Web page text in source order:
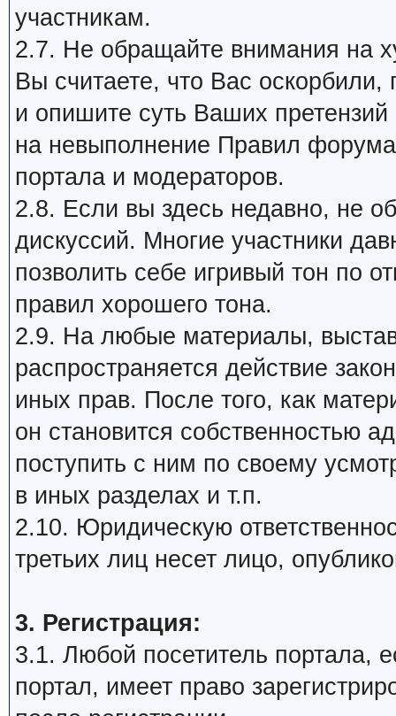
участникам.
2.7. Не обращайте внимания на
Вы считаете, что Вас
и опишите суть Ваших
на невыполнение Правил форума
портала и модераторов.
2.8. Если вы здесь недавно, не
дискуссий. Многие участники
позволить себе игривый тон по
правил хорошего тона.
2.9. На любые материалы,
распространяется действие
иных прав. После того, как
он становится собственностью
поступить с ним по своему
в иных разделах и т.п.
2.10. Юридическую
третьих лиц несет лицо,
3. Регистрация:
3.1. Любой посетитель портала,
портал, имеет право